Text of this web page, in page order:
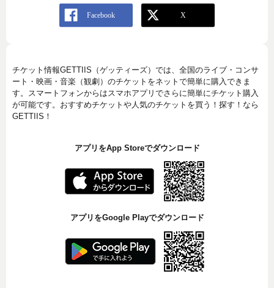
チケット情報GETTIIS（ゲッティーズ）では、全国のライブ・コンサ
ート・映画・音楽（観劇）のチケットをネットで簡単に購入できま
す。スマートフォンからはスマホアプリでさらに簡単にチケット購入
が可能です。おすすめチケットや人気のチケットを買う！探す！なら
GETTIIS！
アプリをApp Storeでダウンロード
アプリをGoogle Playでダウンロード